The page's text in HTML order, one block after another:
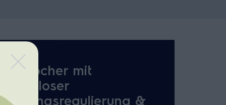
Gaskocher mit
stufenloser
Leistungsregulierung &